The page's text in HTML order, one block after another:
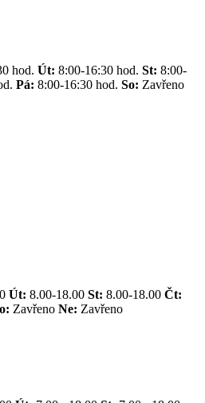
hod. Út: 8:00-16:30 hod. St: 8:00-
Pá: 8:00-16:30 hod. So: Zavřeno
Út: 8.00-18.00 St: 8.00-18.00 Čt:
Zavřeno Ne: Zavřeno